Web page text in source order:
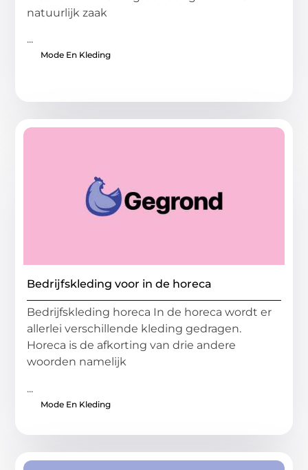
natuurlijk zaak
...
Mode En Kleding
Bedrijfskleding voor in de horeca
Bedrijfskleding horeca In de horeca wordt er
allerlei verschillende kleding gedragen.
Horeca is de afkorting van drie andere
woorden namelijk
...
Mode En Kleding